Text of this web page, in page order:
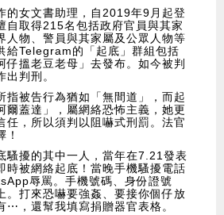
的女文書助理，自2019年9月起登
自取得215名包括政府官員與其家
人物、警員與其家屬及公眾人物等
給Telegram的「起底」群組包括
仔搵老豆老母」去發布。如今被判
判刑。
指被告行為猶如「無間道」，而起
爾蓋達」，屬網絡恐怖主義，她更
任，所以須判以阻嚇式刑罰。法官
！
騷擾的其中一人，當年在7.21發表
時被網絡起底！當晚手機騷擾電話
辱罵。手機號碼、身份證號
。打來恐嚇要強姦、要接你個仔放
⋯，還幫我填寫捐贈器官表格。